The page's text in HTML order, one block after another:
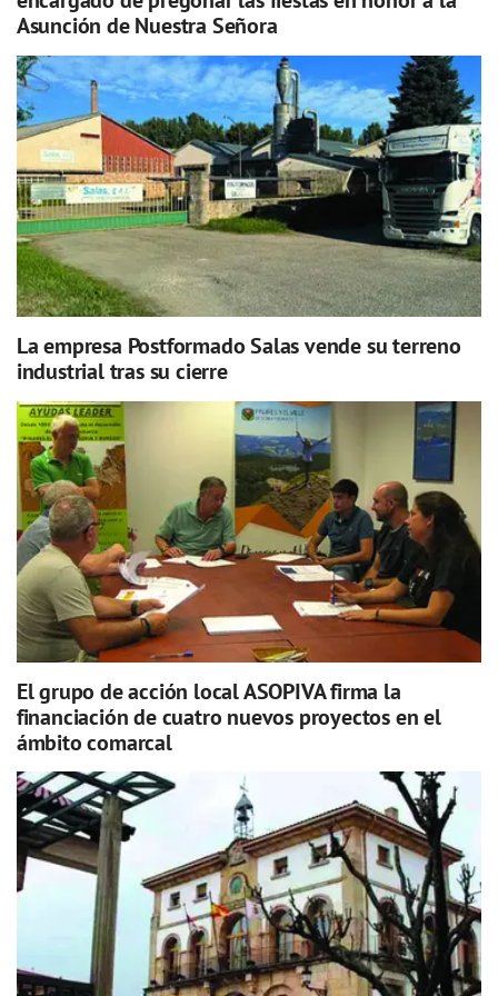
Asunción de Nuestra Señora
La empresa Postformado Salas vende su terreno
industrial tras su cierre
El grupo de acción local ASOPIVA firma la
financiación de cuatro nuevos proyectos en el
ámbito comarcal